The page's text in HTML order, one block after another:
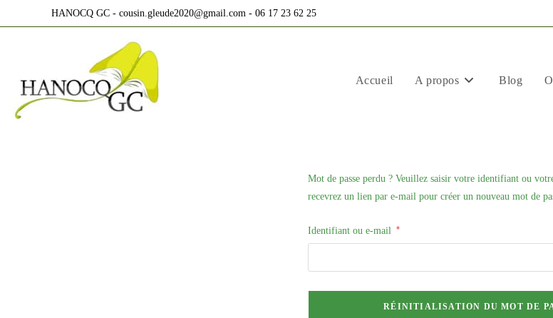
to
HANOCQ GC - cousin.gleude2020@gmail.com - 06 17 23 62 25
Accueil A propos Blog
Mot de passe perdu ? Veuillez saisir votre identifiant ou
recevrez un lien par e-mail pour créer un nouveau mot de
Identifiant ou e-mail *Obligatoire
RÉINITIALISATION DU MOT DE